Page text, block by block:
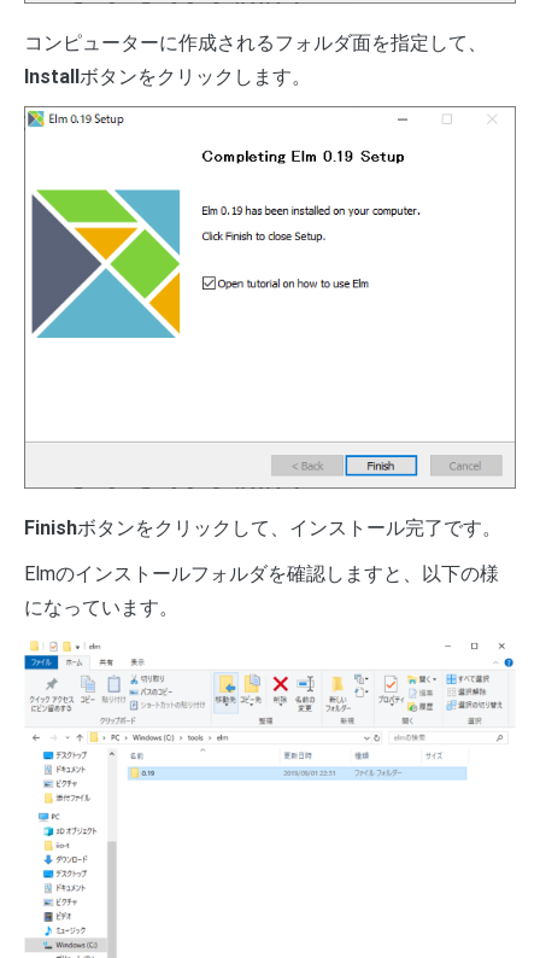
コンピューターに作成されるフォルダ面を指定して、
Installボタンをクリックします。
Finishボタンをクリックして、インストール完了です。
Elmのインストールフォルダを確認しますと、以下の様
になっています。